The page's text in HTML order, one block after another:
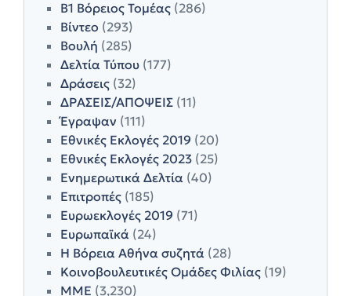
Β1 Βόρειος Τομέας (286)
Βίντεο (293)
Βουλή (285)
Δελτία Τύπου (177)
Δράσεις (32)
ΔΡΑΣΕΙΣ/ΑΠΟΨΕΙΣ (11)
Έγραψαν (111)
Εθνικές Εκλογές 2019 (20)
Εθνικές Εκλογές 2023 (25)
Ενημερωτικά Δελτία (40)
Επιτροπές (185)
Ευρωεκλογές 2019 (71)
Ευρωπαϊκά (24)
Η Βόρεια Αθήνα συζητά (28)
Κοινοβουλευτικές Ομάδες Φιλίας (19)
ΜΜΕ (3,230)